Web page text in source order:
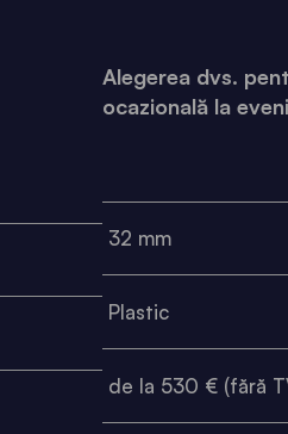
Alegerea dvs.
ocazională la
32 mm
Plastic
de la 530 € (fără